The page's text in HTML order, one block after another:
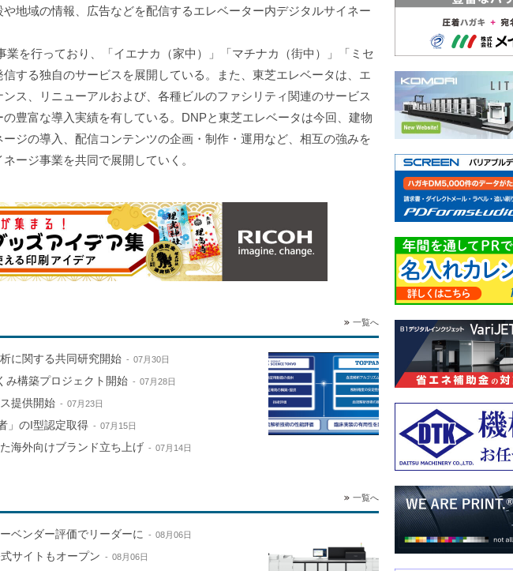
地域の情報、広告などを配信するエレベーター内デジタルサイネー
を行っており、「イエナカ（家中）」「マチナカ（街中）」「ミセ
する独自のサービスを展開している。また、東芝エレベータは、エ
ス、リニューアルおよび、各種ビルのファシリティ関連のサービス
豊富な導入実績を有している。DNPと東芝エレベータは今回、建物
ジの導入、配信コンテンツの企画・制作・運用など、相互の強みを
ージ事業を共同で展開していく。
一覧へ
に関する共同研究開始 07月30日
み構築プロジェクト開始 07月28日
提供開始 07月23日
」のI型認定取得 07月15日
海外向けブランド立ち上げ 07月14日
一覧へ
ベンダー評価でリーダーに 08月06日
サイトもオープン 08月06日